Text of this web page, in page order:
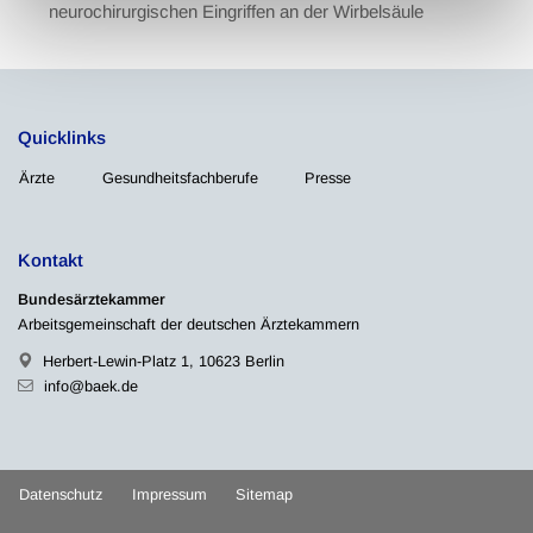
neurochirurgischen Eingriffen an der Wirbelsäule
Quicklinks
Ärzte Gesundheitsfachberufe Presse
Kontakt
Bundesärztekammer
Arbeitsgemeinschaft der deutschen Ärztekammern
Herbert-Lewin-Platz 1, 10623 Berlin
info@baek.de
Datenschutz Impressum Sitemap